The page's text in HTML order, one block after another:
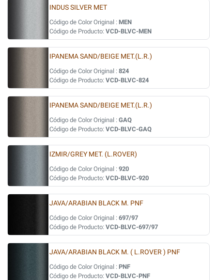
INDUS SILVER MET
Código de Color Original : MEN
Código de Producto: VCD-BLVC-MEN
IPANEMA SAND/BEIGE MET.(L.R.)
Código de Color Original : 824
Código de Producto: VCD-BLVC-824
IPANEMA SAND/BEIGE MET.(L.R.)
Código de Color Original : GAQ
Código de Producto: VCD-BLVC-GAQ
IZMIR/GREY MET. (L.ROVER)
Código de Color Original : 920
Código de Producto: VCD-BLVC-920
JAVA/ARABIAN BLACK M. PNF
Código de Color Original : 697/97
Código de Producto: VCD-BLVC-697/97
JAVA/ARABIAN BLACK M. ( L.ROVER ) PNF
Código de Color Original : PNF
Código de Producto: VCD-BLVC-PNF